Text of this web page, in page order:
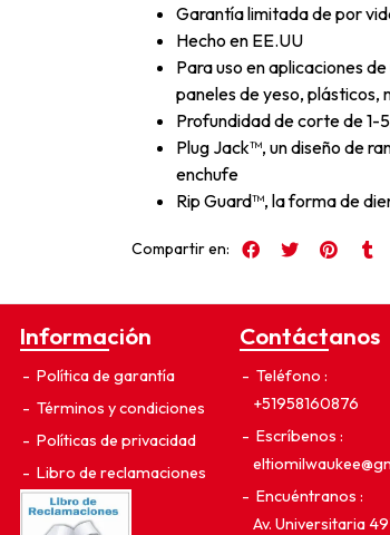
Garantía limitada de por
Hecho en EE.UU
Para uso en aplicaciones
paneles de yeso, plásticos,
Profundidad de corte de 1-
Plug Jack™, un diseño de
enchufe
Rip Guard™, la forma de
Compartir en:
Información
Política de garantía
Términos y condiciones
Políticas de privacidad
Libro de reclamaciones
Contáctanos
Teléfono
+51958160876
Escríbenos
Encuéntranos
Av. Universitaria